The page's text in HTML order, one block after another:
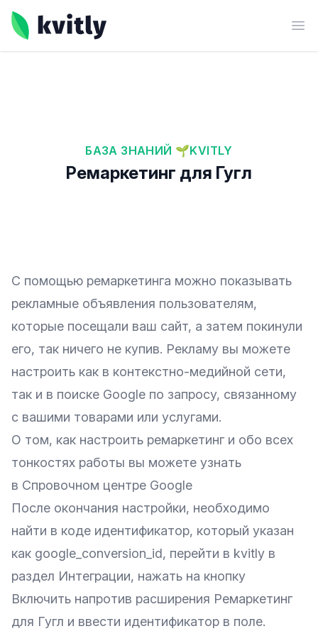
kvitly
БАЗА ЗНАНИЙ 🌱KVITLY
Ремаркетинг для Гугл
С помощью ремаркетинга можно показывать
рекламные объявления пользователям,
которые посещали ваш сайт, а затем покинули
его, так ничего не купив. Рекламу вы можете
настроить как в контекстно-медийной сети,
так и в поиске Google по запросу, связанному
с вашими товарами или услугами.
О том, как настроить ремаркетинг и обо всех
тонкостях работы вы можете узнать
в Спровочном центре Google
После окончания настройки, необходимо
найти в коде идентификатор, который указан
как google_conversion_id, перейти в kvitly в
раздел Интеграции, нажать на кнопку
Включить напротив расширения Ремаркетинг
для Гугл и ввести идентификатор в поле.